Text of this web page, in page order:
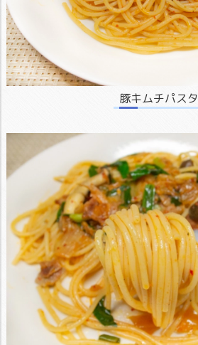
豚キムチパスタ